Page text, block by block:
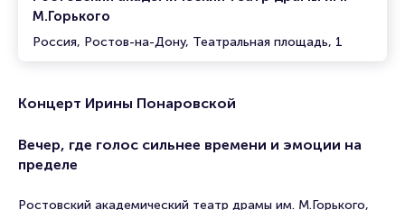
М.Горького
Россия, Ростов-на-Дону, Театральная площадь, 1
Концерт Ирины Понаровской
Вечер, где голос сильнее времени и эмоции на
пределе
Ростовский академический театр драмы им. М.Горького,